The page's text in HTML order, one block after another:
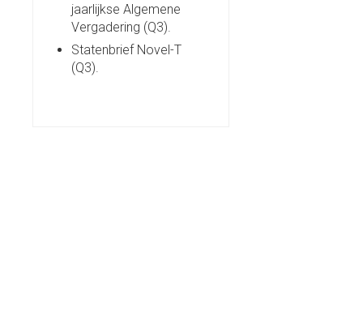
jaarlijkse Algemene
Vergadering (Q3).
Statenbrief Novel-T
(Q3).